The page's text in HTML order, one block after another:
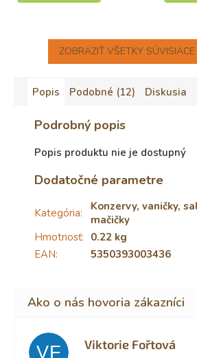
ZOBRAZIŤ VŠETKY
Popis Podobné (12) Diskusia
Podrobný popis
Popis produktu nie je dostupný
Dodatočné parametre
Kategória:
Konzervy, vaničky,
mačičky
Hmotnosť: 0.22 kg
EAN: 5350393003436
VF Viktorie Fořtová